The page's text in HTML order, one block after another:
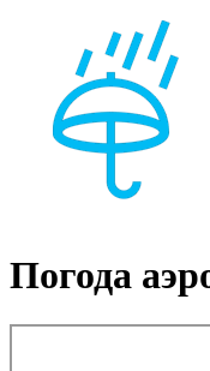
Погода